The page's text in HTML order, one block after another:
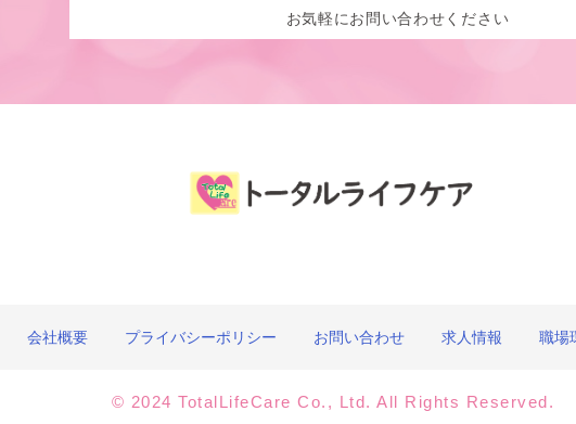
お気軽にお問い合わせください
会社概要 プライバシーポリシー お問い合わせ 求人情報 職場
© 2024 TotalLifeCare Co., Ltd. All Rights Reserved.